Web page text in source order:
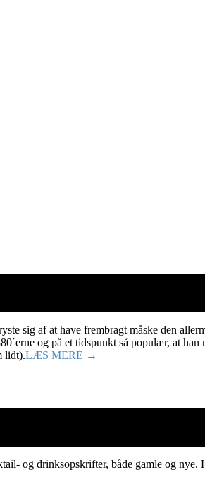
sig af at have frembragt måske den
og på et tidspunkt så populær, at han
lidt).LÆS MERE →
og drinksopskrifter, både gamle og nye.